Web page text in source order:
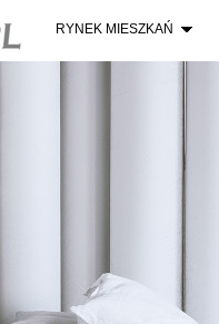
RYNEK MIESZKAŃ